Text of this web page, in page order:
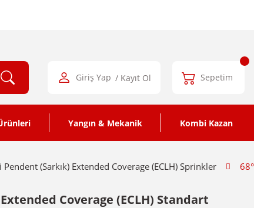
Giriş Yap / Kayıt Ol Sepetim
Yangın & Mekanik Kombi Kazan
(Sarkık) Extended Coverage (ECLH) Sprinkler
Coverage (ECLH) Standart